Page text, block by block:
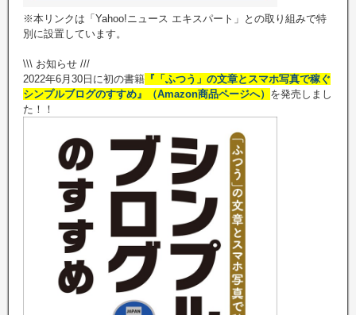
※本リンクは「Yahoo!ニュース エキスパート」との取り組みで特
別に設置しています。
\\\ お知らせ ///
2022年6月30日に初の書籍 『「ふつう」の文章とスマホ写真で稼ぐ
シンプルブログのすすめ』（Amazon商品ページへ） を発売しまし
た！！